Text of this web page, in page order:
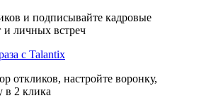
и подписывайте кадровые
и личных встреч
с Talantix
откликов, настройте воронку,
в 2 клика